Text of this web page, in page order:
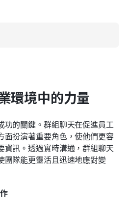
環境中的力量
功的關鍵。群組聊天在促進員工
面扮演著重要角色，使他們更容
資訊。透過實時溝通，群組聊天
團隊能更靈活且迅速地應對變